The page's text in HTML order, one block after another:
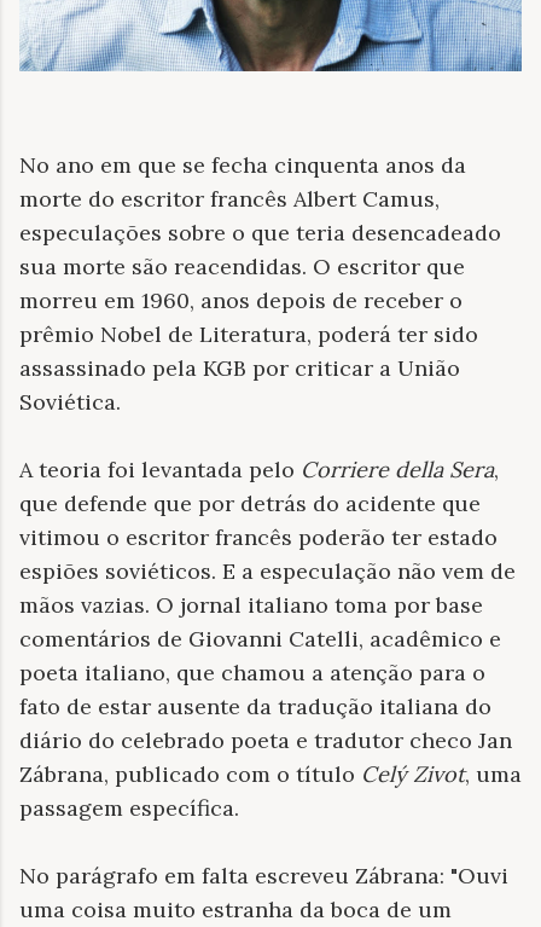
No ano em que se fecha cinquenta anos da
morte do escritor francês Albert Camus,
especulações sobre o que teria desencadeado
sua morte são reacendidas. O escritor que
morreu em 1960, anos depois de receber o
prêmio Nobel de Literatura, poderá ter sido
assassinado pela KGB por criticar a União
Soviética.
A teoria foi levantada pelo Corriere della Sera,
que defende que por detrás do acidente que
vitimou o escritor francês poderão ter estado
espiões soviéticos. E a especulação não vem de
mãos vazias. O jornal italiano toma por base
comentários de Giovanni Catelli, acadêmico e
poeta italiano, que chamou a atenção para o
fato de estar ausente da tradução italiana do
diário do celebrado poeta e tradutor checo Jan
Zábrana, publicado com o título Celý Zivot, uma
passagem específica.
No parágrafo em falta escreveu Zábrana: "Ouvi
uma coisa muito estranha da boca de um